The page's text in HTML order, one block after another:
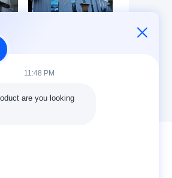
Vorgefertigte
Werkstatt
11:48 PM
are you looking